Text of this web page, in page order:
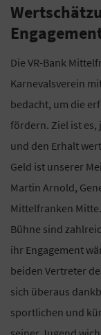
Die VR-Bank
Karnevalsverein
bedacht, um die
fördern. Ziel ist es,
und den Erhalt
Geld ist unserer
Martin Arnold,
Mittelfranken
Bühne sind
ihr Engagement
beiden Vertreter
sich überaus
sportlichen und